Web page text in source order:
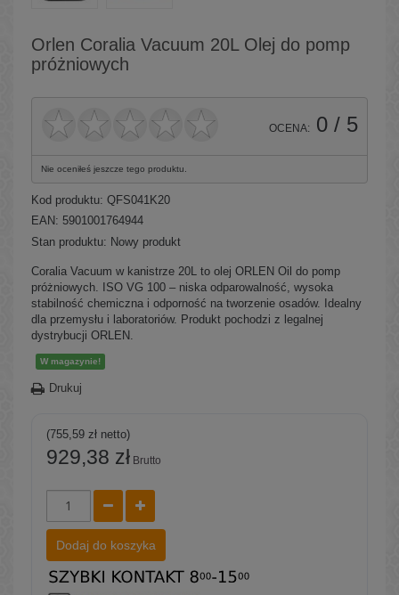
Orlen Coralia Vacuum 20L Olej do pomp
próżniowych
OCENA: 0 / 5
Nie oceniłeś jeszcze tego produktu.
Kod produktu: QFS041K20
EAN: 5901001764944
Stan produktu: Nowy produkt
Coralia Vacuum w kanistrze 20L to olej ORLEN Oil do pomp
próżniowych. ISO VG 100 – niska odparowalność, wysoka
stabilność chemiczna i odporność na tworzenie osadów. Idealny
dla przemysłu i laboratoriów. Produkt pochodzi z legalnej
dystrybucji ORLEN.
W magazynie!
Drukuj
(755,59 zł netto)
929,38 zł Brutto
Dodaj do koszyka